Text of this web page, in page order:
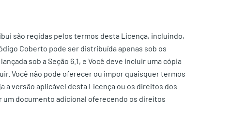
são regidas pelos termos desta Licença, incluindo,
Coberto pode ser distribuída apenas sob os
sob a Seção 6.1, e Você deve incluir uma cópia
Você não pode oferecer ou impor quaisquer termos
versão aplicável desta Licença ou os direitos dos
documento adicional oferecendo os direitos